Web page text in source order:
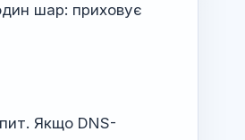
шар: приховує
Якщо DNS-